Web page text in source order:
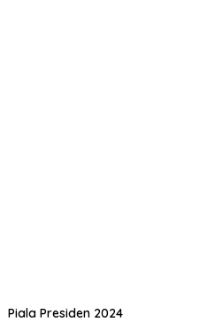
Piala Presiden 2024